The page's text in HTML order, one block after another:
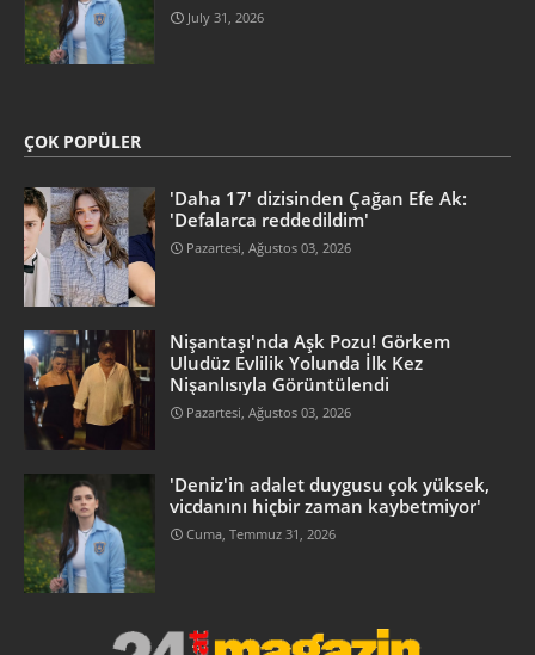
July 31, 2026
ÇOK POPÜLER
'Daha 17' dizisinden Çağan Efe Ak:
'Defalarca reddedildim'
Pazartesi, Ağustos 03, 2026
Nişantaşı'nda Aşk Pozu! Görkem
Uludüz Evlilik Yolunda İlk Kez
Nişanlısıyla Görüntülendi
Pazartesi, Ağustos 03, 2026
'Deniz'in adalet duygusu çok yüksek,
vicdanını hiçbir zaman kaybetmiyor'
Cuma, Temmuz 31, 2026